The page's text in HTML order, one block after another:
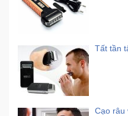
Tất tần
Cạo râu